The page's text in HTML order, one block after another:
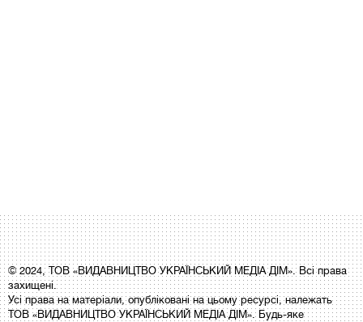
© 2024, ТОВ «ВИДАВНИЦТВО УКРАЇНСЬКИЙ МЕДІА ДІМ». Всі права
захищені.
Усі права на матеріали, опубліковані на цьому ресурсі, належать
ТОВ «ВИДАВНИЦТВО УКРАЇНСЬКИЙ МЕДІА ДІМ». Будь-яке